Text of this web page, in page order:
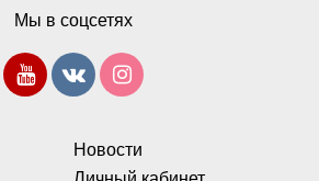
Новости
Мы в соцсетях